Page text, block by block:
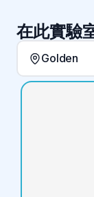
在此實驗
Golden